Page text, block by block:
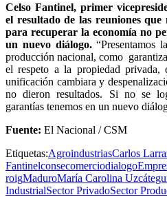
Celso Fantinel, primer
el resultado de las reuniones
para recuperar la economía no
un nuevo diálogo.“Presentamos
producción nacional, como
el respeto a la propiedad privada,
unificación cambiara y
no dieron resultados. Si no se
garantías tenemos en un nuevo
Fuente: El Nacional / CSM
Etiquetas:AgroindustriasCarlos
Fantinelconsecomerciodialogo
roigMaduroMaría Carolina
IndustrialSector PrivadoSector